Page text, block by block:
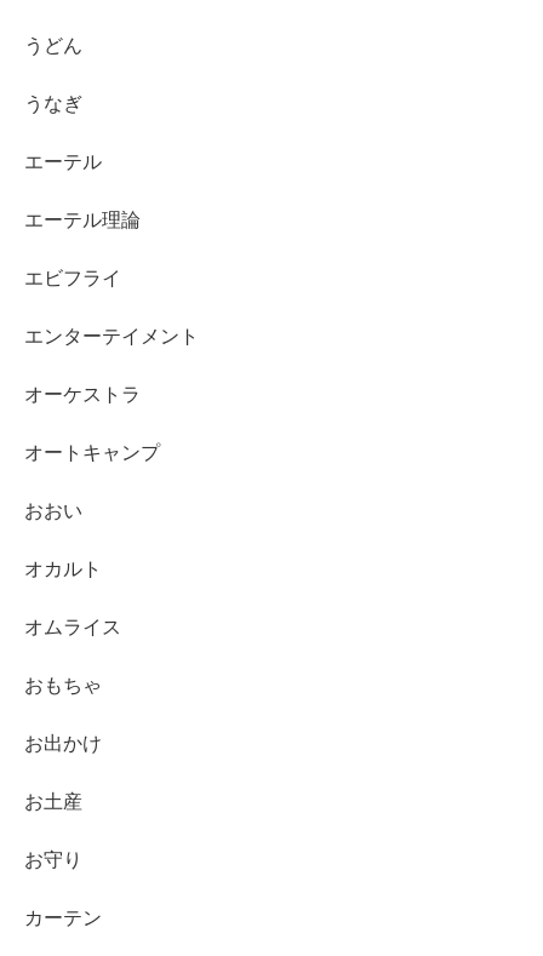
うどん
うなぎ
エーテル
エーテル理論
エビフライ
エンターテイメント
オーケストラ
オートキャンプ
おおい
オカルト
オムライス
おもちゃ
お出かけ
お土産
お守り
カーテン